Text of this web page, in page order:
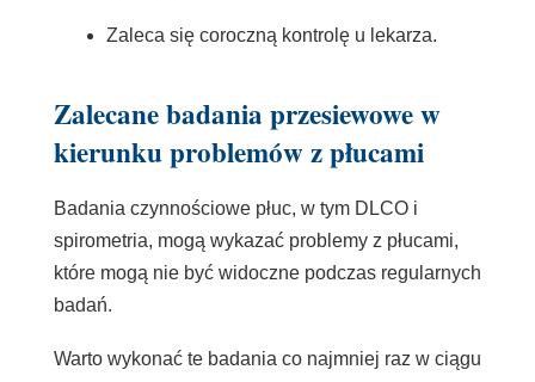
Zaleca się coroczną kontrolę u lekarza.
Zalecane badania przesiewowe w
kierunku problemów z płucami
Badania czynnościowe płuc, w tym DLCO i
spirometria, mogą wykazać problemy z płucami,
które mogą nie być widoczne podczas regularnych
badań.
Warto wykonać te badania co najmniej raz w ciągu